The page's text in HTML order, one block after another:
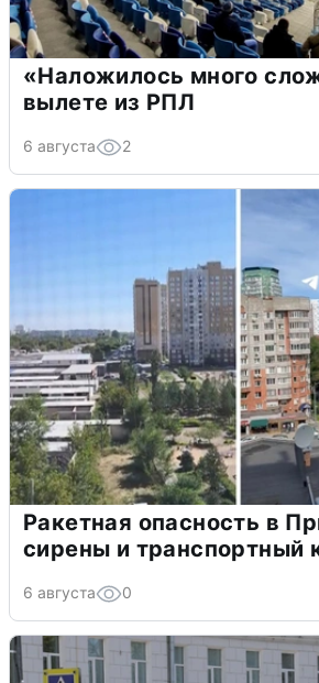
«Наложилось много
вылете из РПЛ
6 августа 2
Ракетная опасность в
сирены и транспортный
6 августа 0